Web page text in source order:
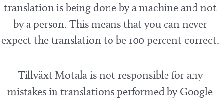
translation is being done by a machine and not
by a person. This means that you can never
expect the translation to be 100 percent correct.
Tillväxt Motala is not responsible for any
mistakes in translations performed by Google